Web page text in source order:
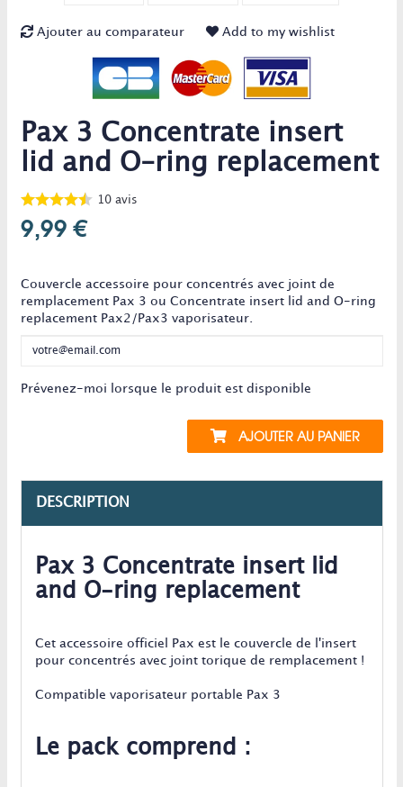
Ajouter au comparateur Add to my wishlist
Pax 3 Concentrate insert
lid and O-ring replacement
10 avis
9,99 €
Couvercle accessoire pour concentrés avec joint de
remplacement Pax 3 ou Concentrate insert lid and O-ring
replacement Pax2/Pax3 vaporisateur.
Prévenez-moi lorsque le produit est disponible
AJOUTER AU PANIER
DESCRIPTION
Pax 3 Concentrate insert lid
and O-ring replacement
Cet accessoire officiel Pax est le couvercle de l'insert
pour concentrés avec joint torique de remplacement !
Compatible vaporisateur portable Pax 3
Le pack comprend :